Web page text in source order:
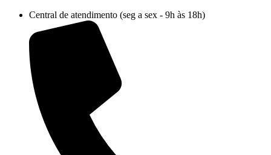
conteúdo
Central de atendimento (seg a sex - 9h às 18h)